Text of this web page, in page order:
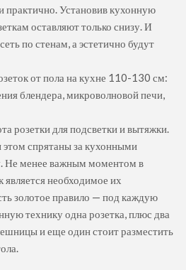
практично. Установив кухонную
оставляют только снизу. И
по стенам, а эстетично будут
от пола на кухне 110-130 см:
блендера, микроволновой печи,
розетки для подсветки и вытяжки.
спрятаны за кухонными
Не менее важным моментом в
необходимое их
золотое правило — под каждую
технику одна розетка, плюс два
и еще один стоит разместить